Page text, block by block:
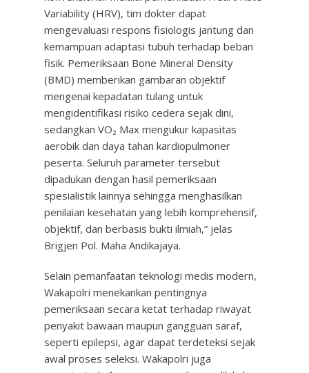
Variability (HRV), tim dokter dapat
mengevaluasi respons fisiologis jantung dan
kemampuan adaptasi tubuh terhadap beban
fisik. Pemeriksaan Bone Mineral Density
(BMD) memberikan gambaran objektif
mengenai kepadatan tulang untuk
mengidentifikasi risiko cedera sejak dini,
sedangkan VO₂ Max mengukur kapasitas
aerobik dan daya tahan kardiopulmoner
peserta. Seluruh parameter tersebut
dipadukan dengan hasil pemeriksaan
spesialistik lainnya sehingga menghasilkan
penilaian kesehatan yang lebih komprehensif,
objektif, dan berbasis bukti ilmiah,” jelas
Brigjen Pol. Maha Andikajaya.
Selain pemanfaatan teknologi medis modern,
Wakapolri menekankan pentingnya
pemeriksaan secara ketat terhadap riwayat
penyakit bawaan maupun gangguan saraf,
seperti epilepsi, agar dapat terdeteksi sejak
awal proses seleksi. Wakapolri juga